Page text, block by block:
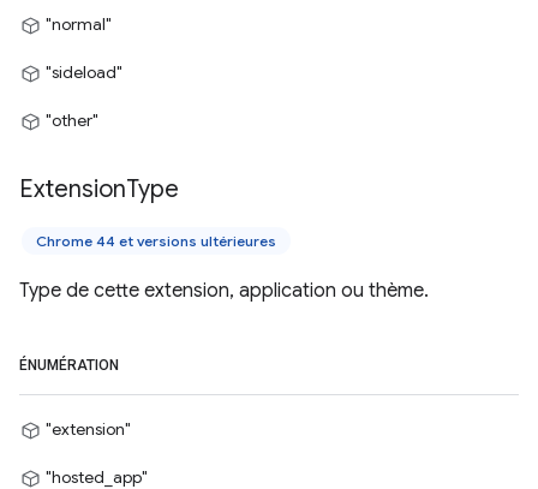
"normal"
"sideload"
"other"
ExtensionType
Chrome 44 et versions ultérieures
Type de cette extension, application ou thème.
ÉNUMÉRATION
"extension"
"hosted_app"